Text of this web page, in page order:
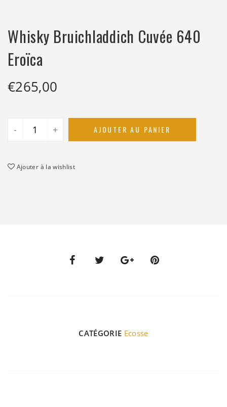
Whisky Bruichladdich Cuvée 640
Eroïca
€265,00
- + AJOUTER AU PANIER
Ajouter à la wishlist
CATÉGORIE Ecosse